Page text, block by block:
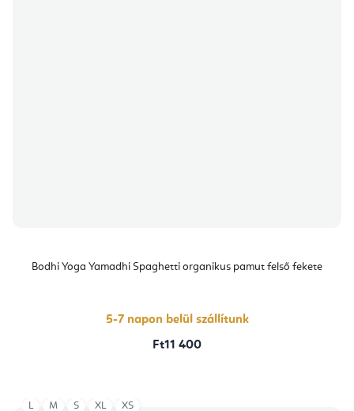
Bodhi Yoga Yamadhi Spaghetti organikus pamut felső fekete
5-7 napon belül szállítunk
Ft11 400
L M S XL XS